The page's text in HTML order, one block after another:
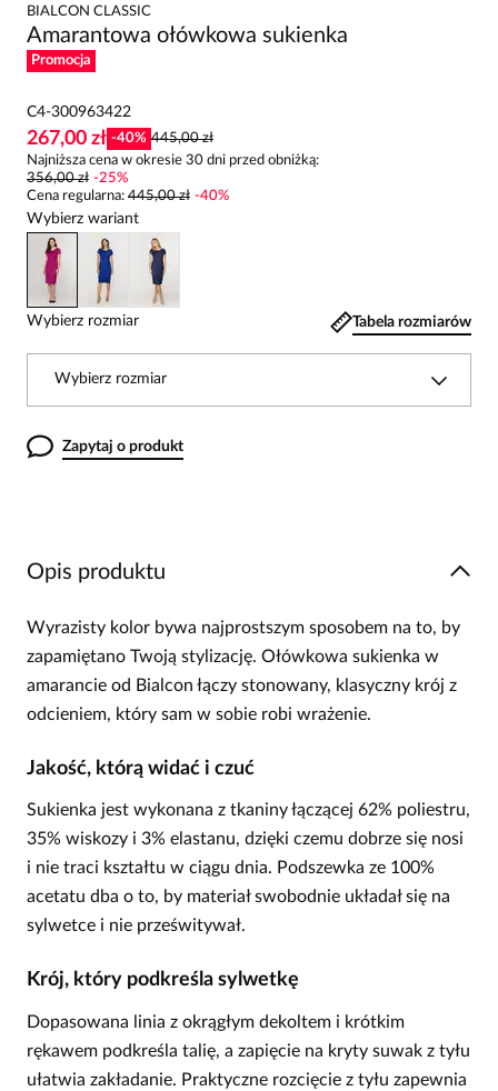
BIALCON CLASSIC
Amarantowa ołówkowa sukienka
Promocja
C4-300963422
267,00 zł -40% 445,00 zł
Najniższa cena w okresie 30 dni przed obniżką:
356,00 zł -25%
Cena regularna: 445,00 zł -40%
Wybierz wariant
Wybierz rozmiar Tabela rozmiarów
Wybierz rozmiar
Zapytaj o produkt
Opis produktu
Wyrazisty kolor bywa najprostszym sposobem na to, by
zapamiętano Twoją stylizację. Ołówkowa sukienka w
amarancie od Bialcon łączy stonowany, klasyczny krój z
odcieniem, który sam w sobie robi wrażenie.
Jakość, którą widać i czuć
Sukienka jest wykonana z tkaniny łączącej 62% poliestru,
35% wiskozy i 3% elastanu, dzięki czemu dobrze się nosi
i nie traci kształtu w ciągu dnia. Podszewka ze 100%
acetatu dba o to, by materiał swobodnie układał się na
sylwetce i nie prześwitywał.
Krój, który podkreśla sylwetkę
Dopasowana linia z okrągłym dekoltem i krótkim
rękawem podkreśla talię, a zapięcie na kryty suwak z tyłu
ułatwia zakładanie. Praktyczne rozcięcie z tyłu zapewnia